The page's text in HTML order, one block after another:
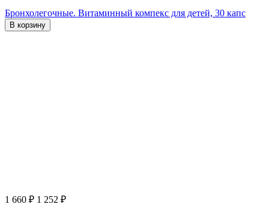
Бронхолегочные. Витаминный компекс для детей, 30 капс
В корзину
1 660 ₽ 1 252 ₽